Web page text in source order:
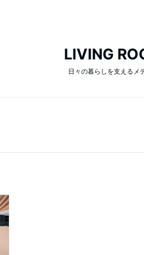
LIVING
日々の暮らしを支えるメ